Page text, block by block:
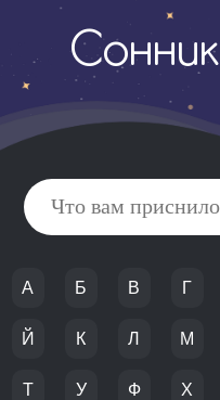
Сонник
А Б В Г
Й К Л М
Т У Ф Х